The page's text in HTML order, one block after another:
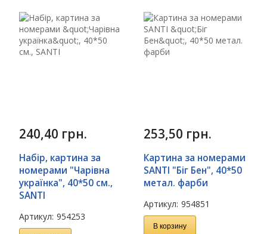
240,40 грн.
Набір, картина за
номерами "Чарівна
українка", 40*50 см.,
SANTI
Артикул: 954253
253,50 грн.
Картина за номерами
SANTI "Біг Бен", 40*50
метал. фарби
Артикул: 954851
В корзину